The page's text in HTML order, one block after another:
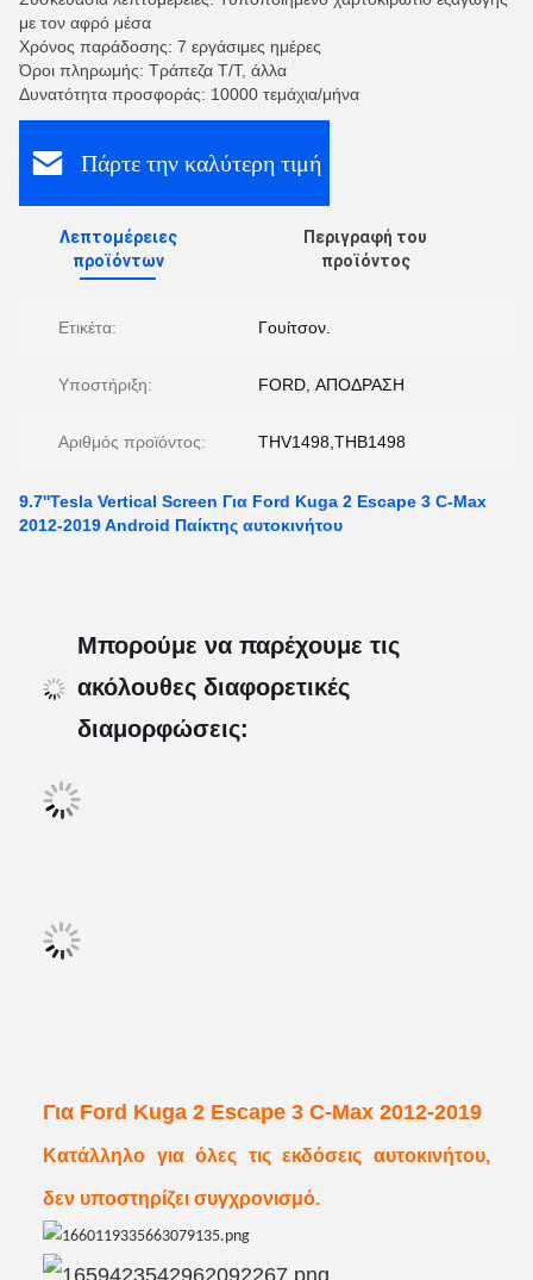
με τον αφρό μέσα
Χρόνος παράδοσης: 7 εργάσιμες ημέρες
Όροι πληρωμής: Τράπεζα T/T, άλλα
Δυνατότητα προσφοράς: 10000 τεμάχια/μήνα
Πάρτε την καλύτερη τιμή
Λεπτομέρειες
προϊόντων
Περιγραφή του
προϊόντος
Ετικέτα: Γουίτσον.
Υποστήριξη: FORD, ΑΠΟΔΡΑΣΗ
Αριθμός προϊόντος: THV1498,THB1498
9.7''Tesla Vertical Screen Για Ford Kuga 2 Escape 3 C-Max
2012-2019 Android Παίκτης αυτοκινήτου
Μπορούμε να παρέχουμε τις
ακόλουθες διαφορετικές
διαμορφώσεις:
Για Ford Kuga 2 Escape 3 C-Max 2012-2019
Κατάλληλο για όλες τις εκδόσεις αυτοκινήτου,
δεν υποστηρίζει συγχρονισμό.